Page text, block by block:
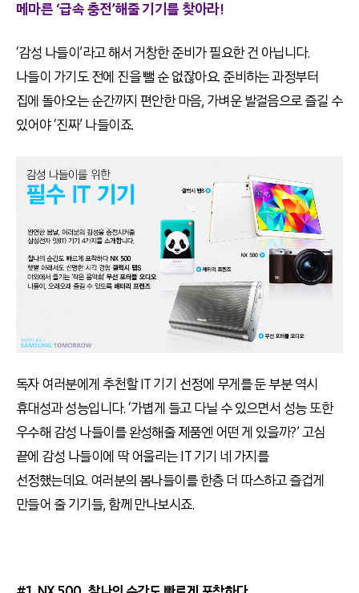
메마른 ‘급속 충전’해줄 기기를 찾아라!
‘감성 나들이’라고 해서 거창한 준비가 필요한 건 아닙니다.
나들이 가기도 전에 진을 뺄 순 없잖아요. 준비하는 과정부터
집에 돌아오는 순간까지 편안한 마음, 가벼운 발걸음으로 즐길 수
있어야 ‘진짜’ 나들이죠.
독자 여러분에게 추천할 IT 기기 선정에 무게를 둔 부분 역시
휴대성과 성능입니다. ‘가볍게 들고 다닐 수 있으면서 성능 또한
우수해 감성 나들이를 완성해줄 제품엔 어떤 게 있을까?’ 고심
끝에 감성 나들이에 딱 어울리는 IT 기기 네 가지를
선정했는데요. 여러분의 봄나들이를 한층 더 따스하고 즐겁게
만들어 줄 기기들, 함께 만나보시죠.